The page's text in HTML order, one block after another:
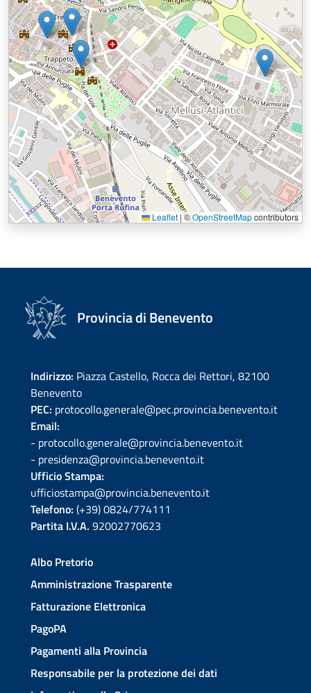
Leaflet |©OpenStreetMapcontributors
Provincia di Benevento
Indirizzo: Piazza Castello, Rocca dei Rettori, 82100
Benevento
PEC: protocollo.generale@pec.provincia.benevento.it
Email:
- protocollo.generale@provincia.benevento.it
- presidenza@provincia.benevento.it
Ufficio Stampa:
ufficiostampa@provincia.benevento.it
Telefono: (+39) 0824/774111
Partita I.V.A. 92002770623
Albo Pretorio
Amministrazione Trasparente
Fatturazione Elettronica
PagoPA
Pagamenti alla Provincia
Responsabile per la protezione dei dati